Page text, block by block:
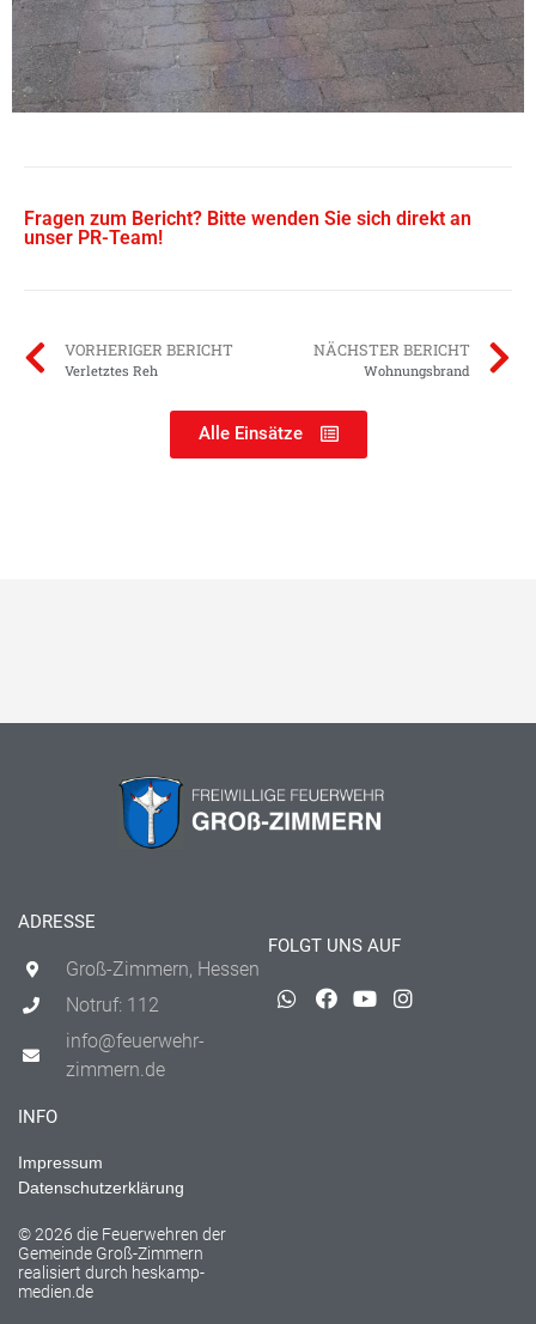
Fragen zum Bericht? Bitte wenden Sie sich direkt an
unser PR-Team!
VORHERIGER BERICHT
Verletztes Reh
NÄCHSTER BERICHT
Wohnungsbrand
Alle Einsätze
ADRESSE
Groß-Zimmern, Hessen
Notruf: 112
info@feuerwehr-
zimmern.de
FOLGT UNS AUF
INFO
Impressum
Datenschutzerklärung
© 2026 die Feuerwehren der
Gemeinde Groß-Zimmern
realisiert durch heskamp-
medien.de